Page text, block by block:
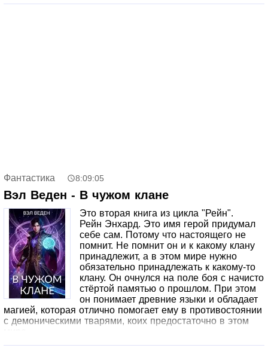
приключенческой прозы, философского триллера и
детектива.
Фантастика 8:09:05
Вэл Веден - В чужом клане
Это вторая книга из цикла "Рейн".
Рейн Энхард. Это имя герой придумал
себе сам. Потому что настоящего не
помнит. Не помнит он и к какому клану
принадлежит, а в этом мире нужно
обязательно принадлежать к какому-то
клану. Он очнулся на поле боя с начисто
стёртой памятью о прошлом. При этом
он понимает древние языки и обладает
магией, которая отлично помогает ему в противостоянии
с демоническими тварями, коих предостаточно в этом